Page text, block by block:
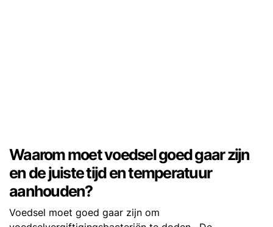
Waarom moet voedsel goed gaar zijn
en de juiste tijd en temperatuur
aanhouden?
Voedsel moet goed gaar zijn om